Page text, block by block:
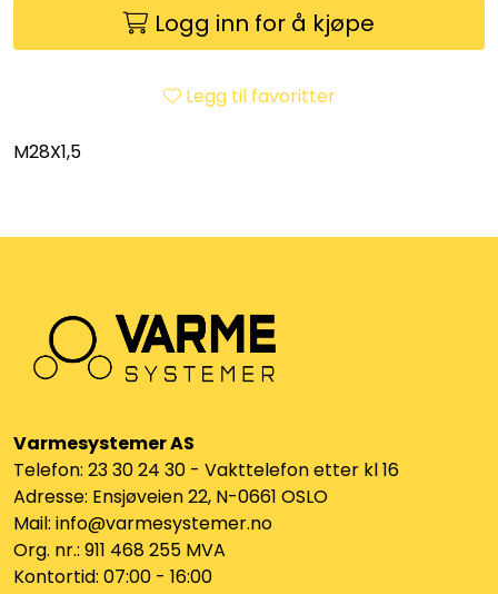
Logg inn for å kjøpe
Legg til favoritter
M28X1,5
Varmesystemer AS
Telefon: 23 30 24 30 - Vakttelefon etter kl 16
Adresse: Ensjøveien 22, N-0661 OSLO
Mail: info@varmesystemer.no
Org. nr.: 911 468 255 MVA
Kontortid: 07:00 - 16:00
Elektrokjeler
Vekslere
Skap
Designradiatorer
Unipak